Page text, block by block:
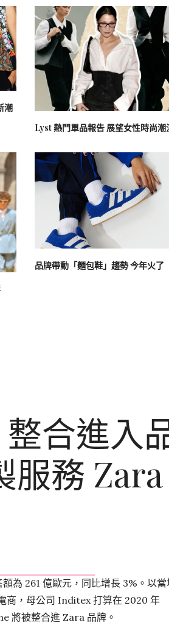
潮
Lyst 熱門單品報告 展望女性時尚潮
品牌帶動「麵包鞋」趨勢 今年火了
合進入
服務 Zara
為 261 億歐元，同比增長 3%。以當
商，母公司 Inditex 打算在 2020 年
將被整合進 Zara 品牌。